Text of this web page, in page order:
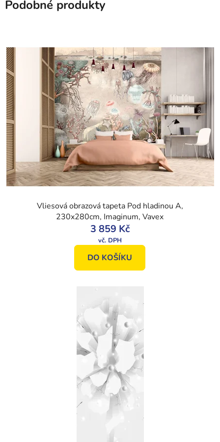
Podobné produkty
Vliesová obrazová tapeta Pod hladinou A,
230x280cm, Imaginum, Vavex
3 859 Kč
DO KOŠÍKU